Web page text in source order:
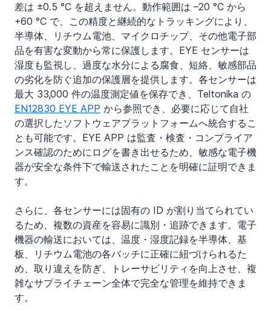
差は ±0.5 °C を超えません。動作範囲は –20 °C から
+60 °C で、この精度と継続的なトラッキングにより、
半導体、リチウム電池、マイクロチップ、その他電子部
品を有害な変動から常に保護します。EYE センサーは
湿度も監視し、過度な水分による腐食、短絡、敏感部品
の劣化を防ぐ追加の保護層を提供します。各センサーは
最大 33,000 件の温度測定値を保存でき、Teltonika の
EN12830 EYE APP から参照でき、必要に応じて自社
の選択したソフトウェアプラットフォームへ統合するこ
とも可能です。EYE APP は監査・検査・コンプライア
ンス確認のためにログを書き出せるため、敏感な電子機
器が安全な条件下で輸送されたことを明確に証明できま
す。
さらに、各センサーには固有の ID が割り当てられてい
るため、複数の資産を容易に識別・追跡できます。電子
機器の輸送においては、温度・湿度記録を半導体、基
板、リチウム電池の各バッチに正確に紐づけられるた
め、取り違えを防ぎ、トレーサビリティを向上させ、複
雑なサプライチェーン全体で完全な管理を維持できま
す。